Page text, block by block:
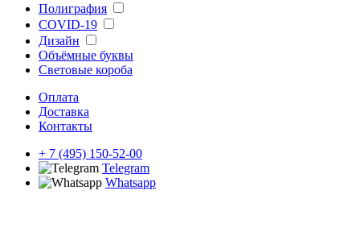
Полиграфия
COVID-19
Дизайн
Объёмные буквы
Световые короба
Оплата
Доставка
Контакты
+ 7 (495) 150-52-00
Telegram
Whatsapp